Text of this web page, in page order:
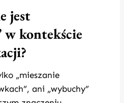
jest
w kontekście
„mieszanie
ani „wybuchy”